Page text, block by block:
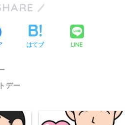
はてブ LINE
デー